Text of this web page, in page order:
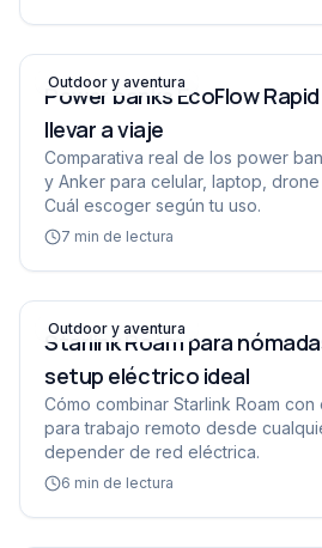
Power banks EcoFlow Rapid vs
Outdoor y aventura
Power banks EcoFlow
llevar a viaje
Comparativa real de los power
y Anker para celular, laptop,
Cuál escoger según tu uso.
7 min de lectura
Starlink Roam para nómadas
Outdoor y aventura
Starlink Roam para
setup eléctrico ideal
Cómo combinar Starlink Roam
para trabajo remoto desde
depender de red eléctrica.
6 min de lectura